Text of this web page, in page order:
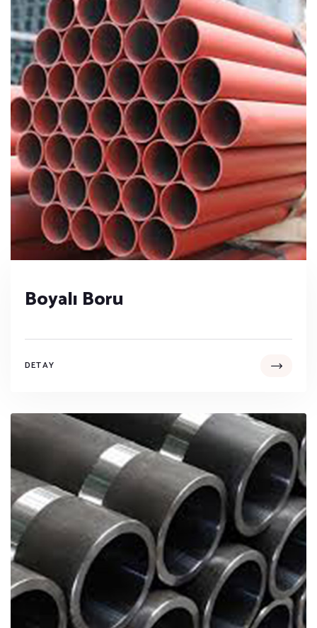
Boyalı Boru
DETAY